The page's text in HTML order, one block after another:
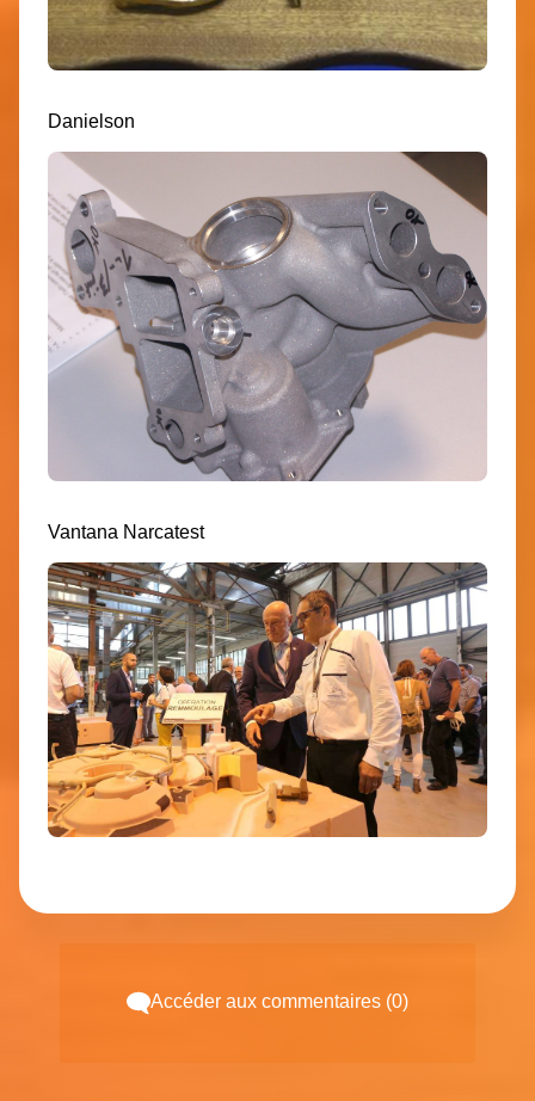
Danielson
Vantana Narcatest
Accéder aux commentaires (0)